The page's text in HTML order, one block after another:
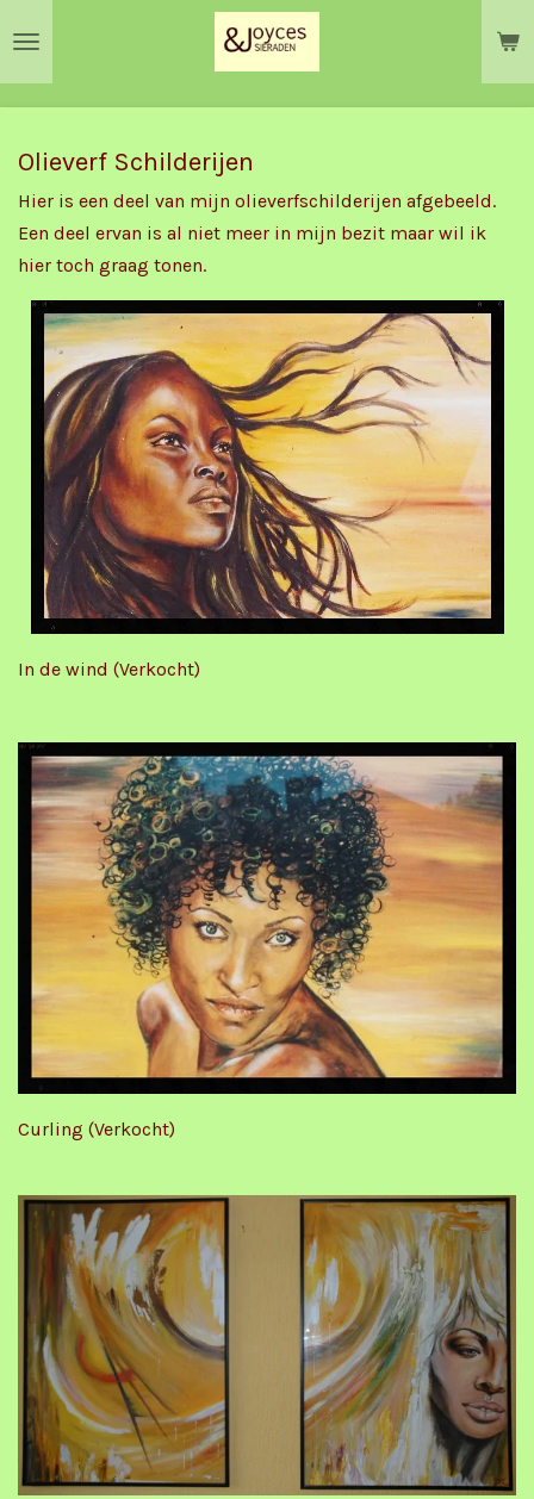
hoofdinhoud
Olieverf Schilderijen
Hier is een deel van mijn olieverfschilderijen afgebeeld.
Een deel ervan is al niet meer in mijn bezit maar wil ik
hier toch graag tonen.
In de wind (Verkocht)
Curling (Verkocht)